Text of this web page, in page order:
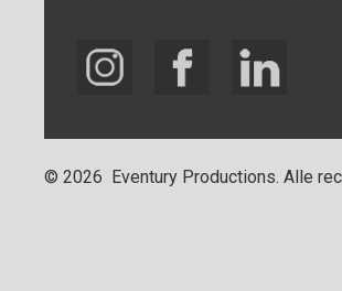
© 2026 Eventury Productions. Alle